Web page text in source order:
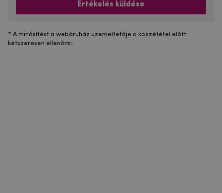
Értékelés küldése
* A minősítést a webáruház üzemeltetője a közzététel előtt
kétszeresen ellenőrzi.